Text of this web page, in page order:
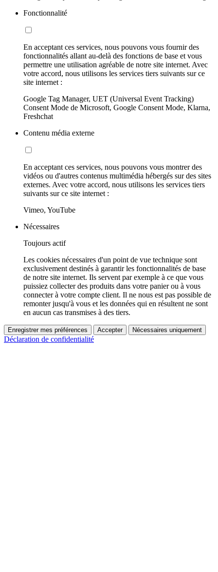
Fonctionnalité
En acceptant ces services, nous pouvons vous fournir des
fonctionnalités allant au-delà des fonctions de base et vous
permettre une utilisation agréable de notre site internet. Avec
votre accord, nous utilisons les services tiers suivants sur ce
site internet :
Google Tag Manager, UET (Universal Event Tracking)
Consent Mode de Microsoft, Google Consent Mode, Klarna,
Freshchat
Contenu média externe
En acceptant ces services, nous pouvons vous montrer des
vidéos ou d'autres contenus multimédia hébergés sur des sites
externes. Avec votre accord, nous utilisons les services tiers
suivants sur ce site internet :
Vimeo, YouTube
Nécessaires
Toujours actif
Les cookies nécessaires d'un point de vue technique sont
exclusivement destinés à garantir les fonctionnalités de base
de notre site internet. Ils servent par exemple à ce que vous
puissiez collecter des produits dans votre panier ou à vous
connecter à votre compte client. Il ne nous est pas possible de
remonter jusqu'à vous et les données qui en résultent ne sont
en aucun cas transmises à des tiers.
Enregistrer mes préférences Accepter Nécessaires uniquement
Déclaration de confidentialité